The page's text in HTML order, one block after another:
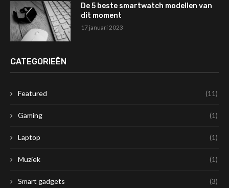
De 5 beste smartwatch modellen van
dit moment
17 januari 2023
CATEGORIEËN
Featured (11)
Gaming (1)
Laptop (1)
Muziek (1)
Smart gadgets (3)